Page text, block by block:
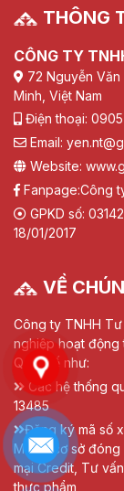
THÔNG
CÔNG TY
72 Nguyễn
Minh, Việt Nam
Điện thoại:
Email:
Website:
Fanpage:Công
GPKD số:
18/01/2017
VỀ
Công ty TNHH
nghiệp hoạt
Quốc tế như:
Các hệ thống
13485
Đăng ký mã số
Mã số cơ sở đóng
mại Credit, Tư
thực phẩm